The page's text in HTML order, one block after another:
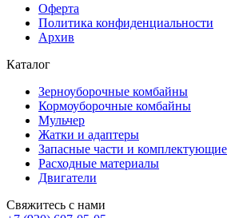
Оферта
Политика конфиденциальности
Архив
Каталог
Зерноуборочные комбайны
Кормоуборочные комбайны
Мульчер
Жатки и адаптеры
Запасные части и комплектующие
Расходные материалы
Двигатели
Свяжитесь с нами